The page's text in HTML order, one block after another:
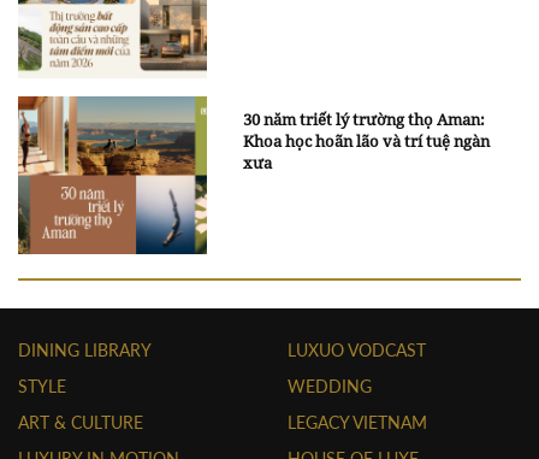
30 năm triết lý trường thọ Aman:
Khoa học hoãn lão và trí tuệ ngàn
xưa
DINING LIBRARY
STYLE
ART & CULTURE
LUXUO VODCAST
WEDDING
LEGACY VIETNAM